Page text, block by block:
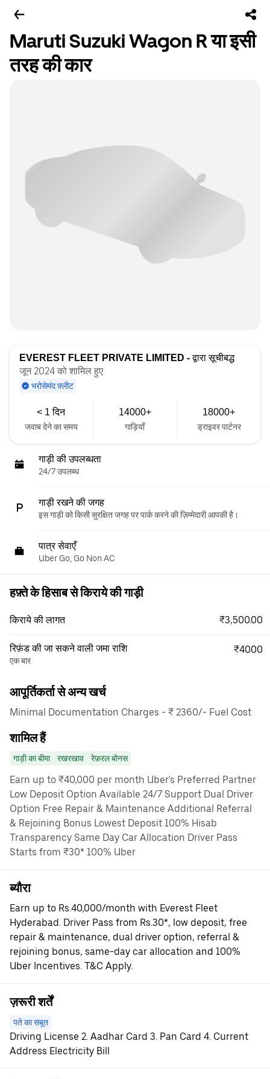
Maruti Suzuki Wagon R या इसी
तरह की कार
EVEREST FLEET PRIVATE LIMITED -द्वारा सूचीबद्ध
जून 2024 को शामिल हुए
भरोसेमंद फ़्लीट
< 1 दिन
जवाब देने का समय
14000+
गाड़ियाँ
18000+
ड्राइवर पार्टनर
गाड़ी की उपलब्धता
24/7 उपलब्ध
गाड़ी रखने की जगह
इस गाड़ी को किसी सुरक्षित जगह पर पार्क करने की ज़िम्मेदारी आपकी है।
पात्र सेवाएँ
Uber Go, Go Non AC
हफ़्ते के हिसाब से किराये की गाड़ी
किराये की लागत ₹3,500.00
रिफ़ंड की जा सकने वाली जमा राशि
एक बार
₹4000
आपूर्तिकर्ता से अन्य खर्च
Minimal Documentation Charges - ₹ 2360/- Fuel Cost
शामिल हैं
गाड़ी का बीमा रखरखाव रेफ़रल बोनस
Earn up to ₹40,000 per month Uber's Preferred Partner
Low Deposit Option Available 24/7 Support Dual Driver
Option Free Repair & Maintenance Additional Referral
& Rejoining Bonus Lowest Deposit 100% Hisab
Transparency Same Day Car Allocation Driver Pass
Starts from ₹30* 100% Uber
ब्यौरा
Earn up to Rs.40,000/month with Everest Fleet
Hyderabad. Driver Pass from Rs.30*, low deposit, free
repair & maintenance, dual driver option, referral &
rejoining bonus, same-day car allocation and 100%
Uber Incentives. T&C Apply.
ज़रूरी शर्तें
पते का सबूत
Driving License 2. Aadhar Card 3. Pan Card 4. Current
Address Electricity Bill